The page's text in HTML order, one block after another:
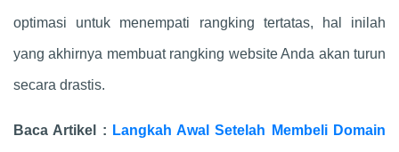
optimasi untuk menempati rangking tertatas, hal inilah
yang akhirnya membuat rangking website Anda akan turun
secara drastis.
Baca Artikel : Langkah Awal Setelah Membeli Domain